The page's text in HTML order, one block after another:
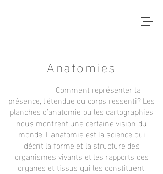
Anatomies
Comment représenter la
présence, l’étendue du corps ressenti? Les
planches d’anatomie ou les cartographies
nous montrent une certaine vision du
monde. L’anatomie est la science qui
décrit la forme et la structure des
organismes vivants et les rapports des
organes et tissus qui les constituent.